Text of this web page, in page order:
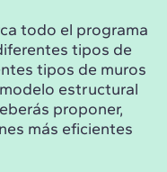
todo el programa
tipos de
tipos de muros
estructural
proponer,
más eficientes